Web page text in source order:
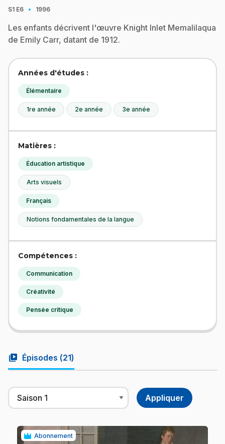
S1 E6 · 1996
Les enfants décrivent l'œuvre Knight Inlet Memalilaqua
de Emily Carr, datant de 1912.
Années d'études :
Élémentaire
1re année 2e année 3e année
Matières :
Éducation artistique
Arts visuels
Français
Notions fondamentales de la langue
Compétences :
Communication
Créativité
Pensée critique
video_library Épisodes (21)
Abonnement